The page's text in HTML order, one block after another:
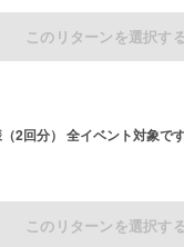
このリターンを選択す
2回分） 全イベント対象です
このリターンを選択す